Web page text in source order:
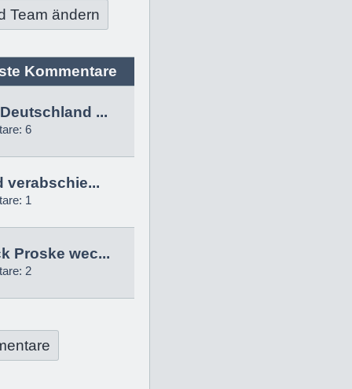
Team ändern
Kommentare
...
6
verabschie...
1
Proske wec...
2